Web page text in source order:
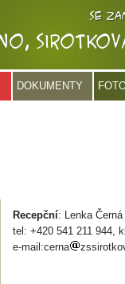
DOKUMENTY
Recepční: Lenka Černá
tel: +420 541 211 944,
e-mail:cerna